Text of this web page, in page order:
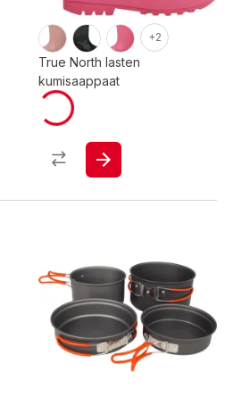
+2
True North lasten
kumisaappaat